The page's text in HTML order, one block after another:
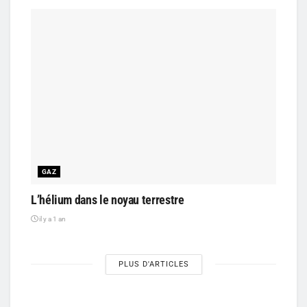
GAZ
L’hélium dans le noyau terrestre
il y a 1 an
PLUS D'ARTICLES